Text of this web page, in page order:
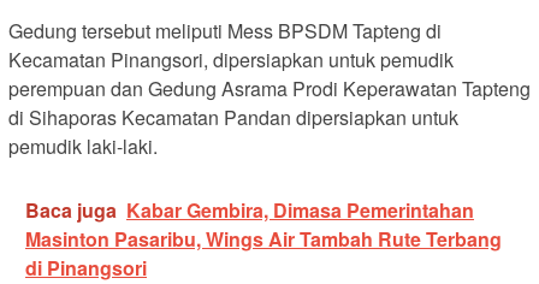
Gedung tersebut meliputi Mess BPSDM Tapteng di
Kecamatan Pinangsori, dipersiapkan untuk pemudik
perempuan dan Gedung Asrama Prodi Keperawatan Tapteng
di Sihaporas Kecamatan Pandan dipersiapkan untuk
pemudik laki-laki.
Baca juga Kabar Gembira, Dimasa Pemerintahan
Masinton Pasaribu, Wings Air Tambah Rute Terbang
di Pinangsori